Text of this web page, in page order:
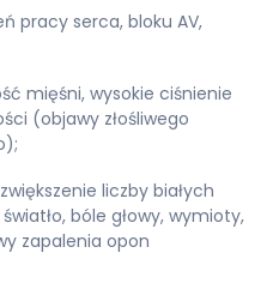
pracy serca, bloku AV,
mięśni, wysokie ciśnienie
(objawy złośliwego
liczby białych
bóle głowy, wymioty,
zapalenia opon